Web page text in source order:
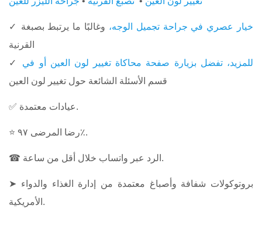
✓ خيار عصري في جراحة تجميل الوجه، وغالبًا ما يرتبط بصبغة
القرنية
✓ للمزيد، تفضل بزيارة صفحة محاكاة تغيير لون العين أو في
قسم الأسئلة الشائعة حول تغيير لون العين
✅ عيادات معتمدة.
⭐ رضا المرضى ٩٧٪.
☎ الرد عبر واتساب خلال أقل من ساعة.
➤ بروتوكولات شفافة وأصباغ معتمدة من إدارة الغذاء والدواء
الأمريكية.